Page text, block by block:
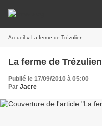
Accueil » La ferme de Trézulien
La ferme de Trézulien
Publié le 17/09/2010 à 05:00
Par Jacre